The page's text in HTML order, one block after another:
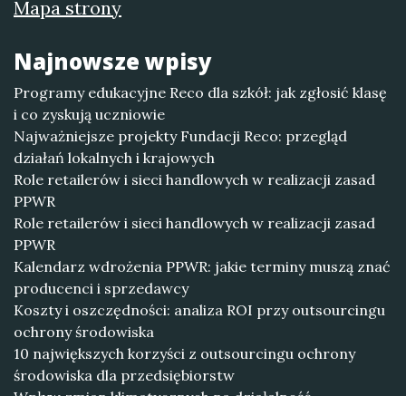
Mapa strony
Najnowsze wpisy
Programy edukacyjne Reco dla szkół: jak zgłosić klasę
i co zyskują uczniowie
Najważniejsze projekty Fundacji Reco: przegląd
działań lokalnych i krajowych
Role retailerów i sieci handlowych w realizacji zasad
PPWR
Role retailerów i sieci handlowych w realizacji zasad
PPWR
Kalendarz wdrożenia PPWR: jakie terminy muszą znać
producenci i sprzedawcy
Koszty i oszczędności: analiza ROI przy outsourcingu
ochrony środowiska
10 największych korzyści z outsourcingu ochrony
środowiska dla przedsiębiorstw